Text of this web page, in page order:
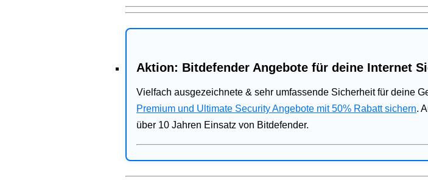
Aktion: Bitdefender Angebote für deine Internet
Vielfach ausgezeichnete & sehr umfassende Sicherheit für deine
Premium und Ultimate Security Angebote mit 50% Rabatt sichern.
über 10 Jahren Einsatz von Bitdefender.